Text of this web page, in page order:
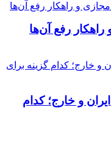
و خارج؛ کدام